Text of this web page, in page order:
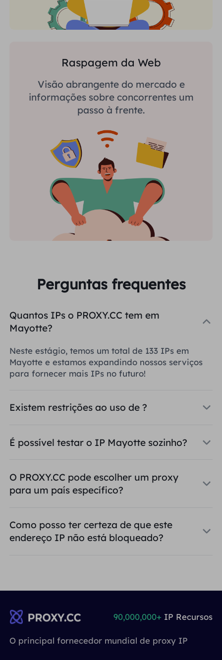
Raspagem da Web
Visão abrangente do mercado e
informações sobre concorrentes um
passo à frente.
Perguntas frequentes
Quantos IPs o PROXY.CC tem em
Mayotte?
Neste estágio, temos um total de 133 IPs em
Mayotte e estamos expandindo nossos serviços
para fornecer mais IPs no futuro!
Existem restrições ao uso de ?
É possível testar o IP Mayotte sozinho?
O PROXY.CC pode escolher um proxy
para um país específico?
Como posso ter certeza de que este
endereço IP não está bloqueado?
O principal fornecedor mundial de proxy IP
90,000,000+ IP Recursos